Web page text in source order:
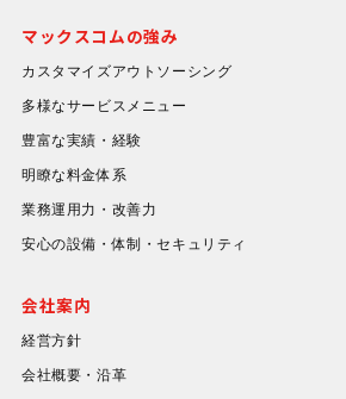
マックスコムの強み
カスタマイズアウトソーシング
多様なサービスメニュー
豊富な実績・経験
明瞭な料金体系
業務運用力・改善力
安心の設備・体制・セキュリティ
会社案内
経営方針
会社概要・沿革